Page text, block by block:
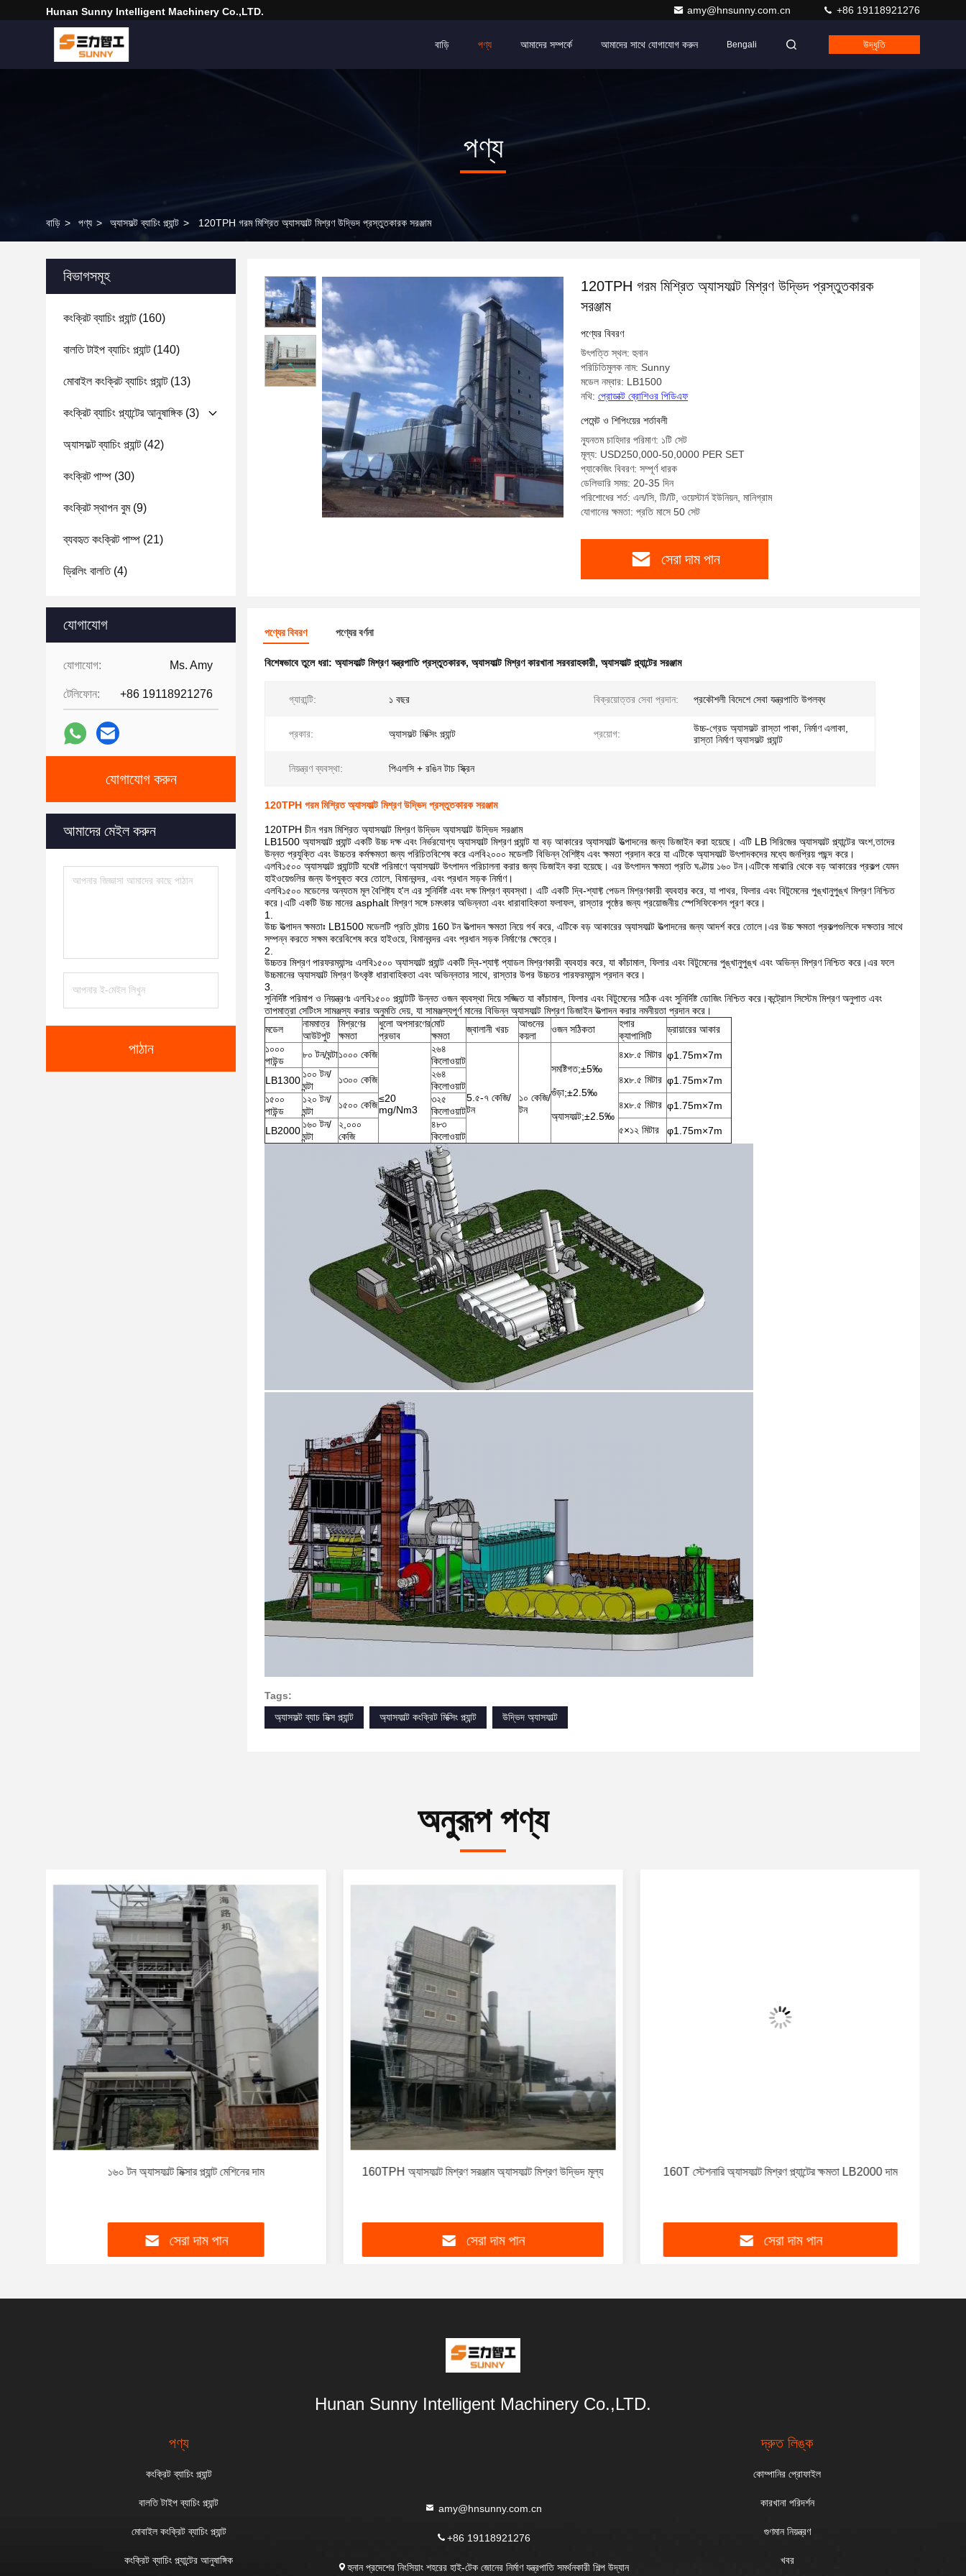
Hunan Sunny Intelligent Machinery Co.,LTD. amy@hnsunny.com.cn +86 19118921276
বাড়ি পণ্য আমাদের সম্পর্কে আমাদের সাথে যোগাযোগ করুন Bengali উদ্ধৃতি
পণ্য
বাড়ি > পণ্য > অ্যাসফল্ট ব্যাচিং প্ল্যান্ট > 120TPH গরম মিশ্রিত অ্যাসফাল্ট মিশ্রণ উদ্ভিদ প্রস্তুতকারক সরঞ্জাম
বিভাগসমূহ
কংক্রিট ব্যাচিং প্ল্যান্ট(160)
বালতি টাইপ ব্যাচিং প্ল্যান্ট(140)
মোবাইল কংক্রিট ব্যাচিং প্ল্যান্ট(13)
কংক্রিট ব্যাচিং প্ল্যান্টের আনুষাঙ্গিক (3)
অ্যাসফল্ট ব্যাচিং প্ল্যান্ট(42)
কংক্রিট পাম্প (30)
কংক্রিট স্থাপন বুম(9)
ব্যবহৃত কংক্রিট পাম্প (21)
ড্রিলিং বালতি(4)
যোগাযোগ
যোগাযোগ: Ms. Amy
টেলিফোন: +86 19118921276
যোগাযোগ করুন
আমাদের মেইল ​​করুন
পাঠান
120TPH গরম মিশ্রিত অ্যাসফাল্ট মিশ্রণ উদ্ভিদ প্রস্তুতকারক
সরঞ্জাম
পণ্যের বিবরণ
উৎপত্তি স্থল: হুনান
পরিচিতিমুলক নাম: Sunny
মডেল নম্বার: LB1500
নথি: প্রোডাক্ট ব্রোশিওর পিডিএফ
পেমেন্ট ও শিপিংয়ের শর্তাবলী
ন্যূনতম চাহিদার পরিমাণ: ১টি সেট
মূল্য: USD250,000-50,0000 PER SET
প্যাকেজিং বিবরণ: সম্পূর্ণ ধারক
ডেলিভারি সময়: 20-35 দিন
পরিশোধের শর্ত: এল/সি, টি/টি, ওয়েস্টার্ন ইউনিয়ন, মানিগ্রাম
যোগানের ক্ষমতা: প্রতি মাসে 50 সেট
সেরা দাম পান
পণ্যের বিবরণ পণ্যের বর্ণনা
বিশেষভাবে তুলে ধরা: অ্যাসফাল্ট মিশ্রণ যন্ত্রপাতি প্রস্তুতকারক, অ্যাসফাল্ট মিশ্রণ কারখানা সরবরাহকারী, অ্যাসফাল্ট প্ল্যান্টের সরঞ্জাম
গ্যারান্টি: ১ বছর বিক্রয়োত্তর সেবা প্রদান: প্রকৌশলী বিদেশে সেবা যন্ত্রপাতি উপলব্ধ
প্রকার: অ্যাসফল্ট মিক্সিং প্ল্যান্ট প্রয়োগ:
উচ্চ-গ্রেড অ্যাসফল্ট রাস্তা পাকা, নির্মাণ এলাকা,
রাস্তা নির্মাণ অ্যাসফল্ট প্ল্যান্ট
নিয়ন্ত্রণ ব্যবস্থা: পিএলসি + রঙিন টাচ স্ক্রিন
120TPH গরম মিশ্রিত অ্যাসফাল্ট মিশ্রণ উদ্ভিদ প্রস্তুতকারক সরঞ্জাম
120TPH চীন গরম মিশ্রিত অ্যাসফাল্ট মিশ্রণ উদ্ভিদ অ্যাসফাল্ট উদ্ভিদ সরঞ্জাম
LB1500 অ্যাসফাল্ট প্ল্যান্ট একটি উচ্চ দক্ষ এবং নির্ভরযোগ্য অ্যাসফাল্ট মিশ্রণ প্ল্যান্ট যা বড় আকারের অ্যাসফাল্ট উত্পাদনের জন্য ডিজাইন করা হয়েছে। এটি LB সিরিজের অ্যাসফাল্ট প্ল্যান্টের অংশ,তাদের
উন্নত প্রযুক্তি এবং উচ্চতর কর্মক্ষমতা জন্য পরিচিতবিশেষ করে এলবি২০০০ মডেলটি বিভিন্ন বৈশিষ্ট্য এবং ক্ষমতা প্রদান করে যা এটিকে অ্যাসফাল্ট উৎপাদকদের মধ্যে জনপ্রিয় পছন্দ করে।
এলবি১৫০০ অ্যাসফাল্ট প্ল্যান্টটি যথেষ্ট পরিমাণে অ্যাসফাল্ট উৎপাদন পরিচালনা করার জন্য ডিজাইন করা হয়েছে। এর উৎপাদন ক্ষমতা প্রতি ঘণ্টায় ১৬০ টন।এটিকে মাঝারি থেকে বড় আকারের প্রকল্প যেমন
হাইওয়েগুলির জন্য উপযুক্ত করে তোলে, বিমানবন্দর, এবং প্রধান সড়ক নির্মাণ।
এলবি১৫০০ মডেলের অন্যতম মূল বৈশিষ্ট্য হ'ল এর সুনির্দিষ্ট এবং দক্ষ মিশ্রণ ব্যবস্থা। এটি একটি দ্বি-শ্যাফ্ট পেডল মিশ্রণকারী ব্যবহার করে, যা পাথর, ফিলার এবং বিটুমেনের পুঙ্খানুপুঙ্খ মিশ্রণ নিশ্চিত
করে।এটি একটি উচ্চ মানের asphalt মিশ্রণ সঙ্গে চমৎকার অভিন্নতা এবং ধারাবাহিকতা ফলাফল, রাস্তার পৃষ্ঠের জন্য প্রয়োজনীয় স্পেসিফিকেশন পূরণ করে।
উচ্চ উত্পাদন ক্ষমতাঃ LB1500 মডেলটি প্রতি ঘন্টায় 160 টন উত্পাদন ক্ষমতা নিয়ে গর্ব করে, এটিকে বড় আকারের অ্যাসফাল্ট উত্পাদনের জন্য আদর্শ করে তোলে।এর উচ্চ ক্ষমতা প্রকল্পগুলিকে দক্ষতার সাথে
সম্পন্ন করতে সক্ষম করেবিশেষ করে হাইওয়ে, বিমানবন্দর এবং প্রধান সড়ক নির্মাণের ক্ষেত্রে।
উচ্চতর মিশ্রণ পারফরম্যান্সঃ এলবি১৫০০ অ্যাসফাল্ট প্ল্যান্ট একটি দ্বি-শ্যাফ্ট প্যাডল মিশ্রণকারী ব্যবহার করে, যা কাঁচামাল, ফিলার এবং বিটুমেনের পুঙ্খানুপুঙ্খ এবং অভিন্ন মিশ্রণ নিশ্চিত করে।এর ফলে
উচ্চমানের অ্যাসফাল্ট মিশ্রণ উৎকৃষ্ট ধারাবাহিকতা এবং অভিন্নতার সাথে, রাস্তার উপর উচ্চতর পারফরম্যান্স প্রদান করে।
সুনির্দিষ্ট পরিমাপ ও নিয়ন্ত্রণঃ এলবি১৫০০ প্ল্যান্টটি উন্নত ওজন ব্যবস্থা দিয়ে সজ্জিত যা কাঁচামাল, ফিলার এবং বিটুমেনের সঠিক এবং সুনির্দিষ্ট ডোজিং নিশ্চিত করে।কন্ট্রোল সিস্টেম মিশ্রণ অনুপাত এবং
তাপমাত্রা সেটিংস সামঞ্জস্য করার অনুমতি দেয়, যা সামঞ্জস্যপূর্ণ মানের বিভিন্ন অ্যাসফাল্ট মিশ্রণ ডিজাইন উত্পাদন করার নমনীয়তা প্রদান করে।
মডেল
নামমাত্র
আউটপুট
মিশ্রণের
ক্ষমতা
ধুলো অপসারণের
প্রভাব
মোট
ক্ষমতা
জ্বালানী খরচ
আগুনের
কয়লা
ওজন সঠিকতা
হপার
ক্যাপাসিটি
ড্রায়ারের আকার
১০০০
পাউন্ড
৮০ টন/ঘন্টা১০০০ কেজি
≤20
mg/Nm3
২৬৪
কিলোওয়াট
5.৫-৭ কেজি/
টন
১০ কেজি/
টন
সমষ্টিগত;±5‰
গুঁড়া;±2.5‰
অ্যাসফাল্ট;±2.5‰
৪x৮.৫ মিটার φ1.75m×7m
LB1300
১০০ টন/
ঘন্টা
১৩০০ কেজি
২৬৪
কিলোওয়াট
৪x৮.৫ মিটার φ1.75m×7m
১৫০০
পাউন্ড
১২০ টন/
ঘন্টা
১৫০০ কেজি
৩২৫
কিলোওয়াট
৪x৮.৫ মিটার φ1.75m×7m
LB2000
১৬০ টন/
ঘন্টা
২,০০০
কেজি
৪৮৩
কিলোওয়াট
৫×১২ মিটার φ1.75m×7m
Tags:
অ্যাসফল্ট ব্যাচ মিক্স প্ল্যান্ট
অ্যাসফাল্ট কংক্রিট মিক্সিং প্ল্যান্ট উদ্ভিদ অ্যাসফাল্ট
অনুরূপ পণ্য
১৬০ টন অ্যাসফাল্ট মিক্সার প্ল্যান্ট মেশিনের দাম
সেরা দাম পান
160TPH অ্যাসফাল্ট মিশ্রণ সরঞ্জাম অ্যাসফাল্ট মিশ্রণ উদ্ভিদ মূল্য
সেরা দাম পান
160T স্টেশনারি অ্যাসফাল্ট মিশ্রণ প্ল্যান্টের ক্ষমতা LB2000 দাম
সেরা দাম পান
Hunan Sunny Intelligent Machinery Co.,LTD.
পণ্য
কংক্রিট ব্যাচিং প্ল্যান্ট
বালতি টাইপ ব্যাচিং প্ল্যান্ট
মোবাইল কংক্রিট ব্যাচিং প্ল্যান্ট
কংক্রিট ব্যাচিং প্ল্যান্টের আনুষাঙ্গিক
amy@hnsunny.com.cn
+86 19118921276
হুনান প্রদেশের নিংসিয়াং শহরের হাই-টেক জোনের নির্মাণ যন্ত্রপাতি সমর্থনকারী শিল্প উদ্যান
দ্রুত লিঙ্ক
কোম্পানির প্রোফাইল
কারখানা পরিদর্শন
গুণমান নিয়ন্ত্রণ
খবর